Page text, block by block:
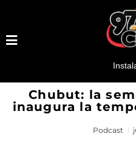
Chubut: la
inaugura la
Podcast